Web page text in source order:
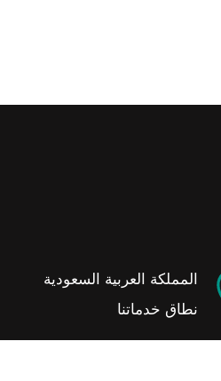
المملكة العربية السعودية
نطاق خدماتنا